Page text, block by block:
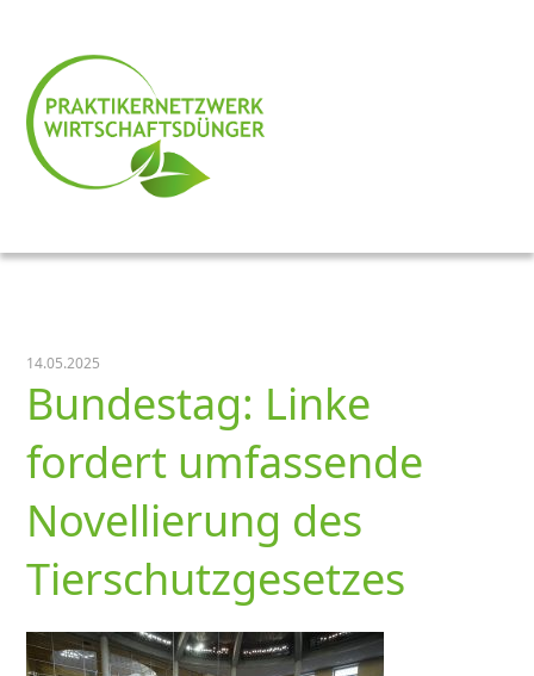
14.05.2025
Bundestag: Linke
fordert umfassende
Novellierung des
Tierschutzgesetzes